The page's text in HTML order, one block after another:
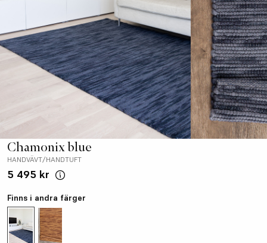
Chamonix blue
HANDVÄVT/HANDTUFT
5 495 kr
Finns i andra färger